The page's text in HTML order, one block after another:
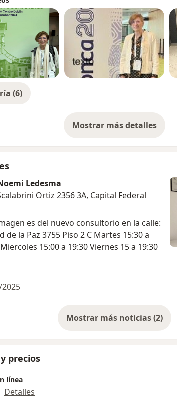
(6)
Mostrar más detalles
sobre la
Ledesma
Ortiz 2356 3A, Capital Federal
es del nuevo consultorio en la calle:
la Paz 3755 Piso 2 C Martes 15:30 a
15:00 a 19:30 Viernes 15 a 19:30
Mostrar más noticias (2)
precios
línea
Detalles